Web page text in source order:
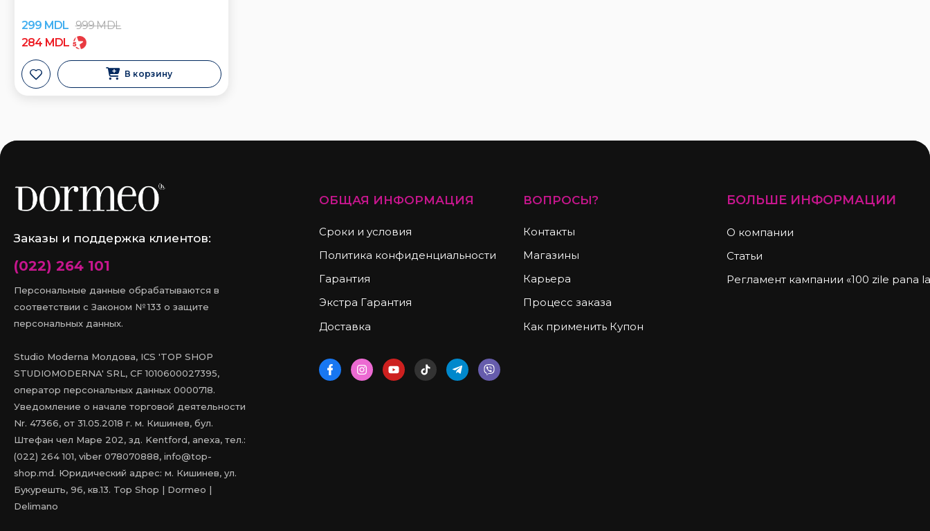
299 MDL 999MDL
284 MDL
В корзину
Заказы и поддержка клиентов:
(022) 264 101
Персональные данные обрабатываются в
соответствии с Законом № 133 о защите
персональных данных.
Studio Moderna Молдова, ICS 'TOP SHOP
STUDIOMODERNA' SRL, CF 1010600027395,
оператор персональных данных 0000718.
Уведомление о начале торговой деятельности
Nr. 47366, от 31.05.2018 г. м. Кишинев, бул.
Штефан чел Маре 202, зд. Kentford, anexa, тел.:
(022) 264 101, viber 078070888, info@top-
shop.md. Юридический адрес: м. Кишинев, ул.
Букурешть, 96, кв.13. Top Shop | Dormeo |
Delimano
ОБЩАЯ ИНФОРМАЦИЯ
Сроки и условия
Политика конфиденциальности
Гарантия
Экстра Гарантия
Доставка
ВОПРОСЫ?
Контакты
Магазины
Карьера
Процесс заказа
Как применить Купон
БОЛЬШЕ ИНФОРМАЦИИ
О компании
Статьи
Регламент кампании «100 zile pana la